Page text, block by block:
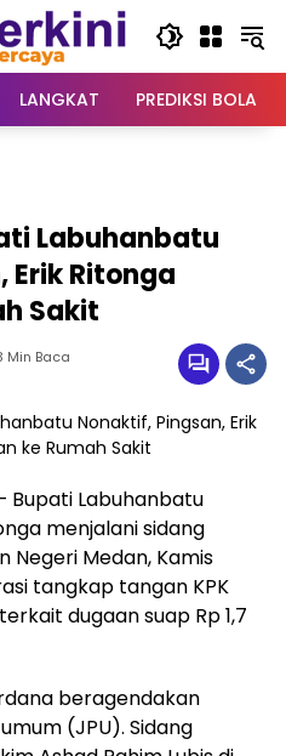
LANGKAT PREDIKSI BOLA
Labuhanbatu
Erik Ritonga
Sakit
Min Baca
Bupati Labuhanbatu
menjalani sidang
Negeri Medan, Kamis
tangkap tangan KPK
dugaan suap Rp 1,7
beragendakan
(JPU). Sidang